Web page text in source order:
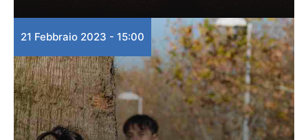
21 Febbraio 2023 - 15:00